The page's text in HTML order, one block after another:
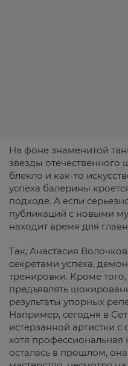
На фоне знаменитой
звезды отечественного
блекло и как-то
успеха балерины
подходе. А если
публикаций с новыми
находит время для
Так, Анастасия
секретами успеха,
тренировки. Кроме того,
предъявлять
результаты упорных
Например, сегодня в
истерзанной артистки
хотя профессиональная
осталась в прошлом,